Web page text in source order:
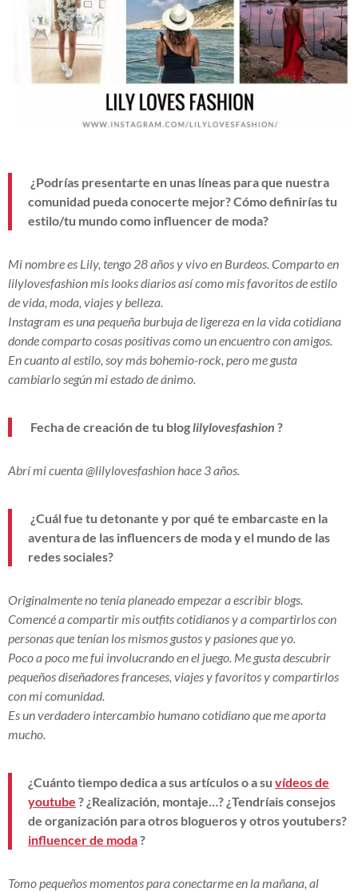
¿Podrías presentarte en unas líneas para que nuestra
comunidad pueda conocerte mejor? Cómo definirías tu
estilo/tu mundo como influencer de moda?
Mi nombre es Lily, tengo 28 años y vivo en Burdeos. Comparto en
lilylovesfashion mis looks diarios así como mis favoritos de estilo
de vida, moda, viajes y belleza.
Instagram es una pequeña burbuja de ligereza en la vida cotidiana
donde comparto cosas positivas como un encuentro con amigos.
En cuanto al estilo, soy más bohemio-rock, pero me gusta
cambiarlo según mi estado de ánimo.
Fecha de creación de tu bloglilylovesfashion ?
Abrí mi cuenta @lilylovesfashion hace 3 años.
¿Cuál fue tu detonante y por qué te embarcaste en la
aventura de las influencers de moda y el mundo de las
redes sociales?
Originalmente no tenía planeado empezar a escribir blogs.
Comencé a compartir mis outfits cotidianos y a compartirlos con
personas que tenían los mismos gustos y pasiones que yo.
Poco a poco me fui involucrando en el juego. Me gusta descubrir
pequeños diseñadores franceses, viajes y favoritos y compartirlos
con mi comunidad.
Es un verdadero intercambio humano cotidiano que me aporta
mucho.
¿Cuánto tiempo dedica a sus artículos o a su vídeos de
youtube ? ¿Realización, montaje…? ¿Tendríais consejos
de organización para otros blogueros y otros youtubers?
influencer de moda?
Tomo pequeños momentos para conectarme en la mañana, al